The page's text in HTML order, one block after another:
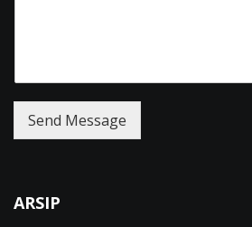
Send Message
ARSIP